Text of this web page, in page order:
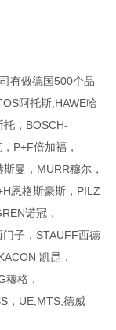
有做德国500个品
阿托斯,HAWE哈
托，BOSCH-
P+F倍加福，
曼，MURR穆尔，
恩格斯豪斯，PILZ
诺冠，
子，STAUFF西德
凯昆，
格，
，UE,MTS,德威